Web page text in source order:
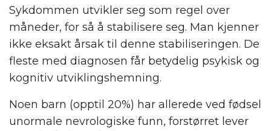
Sykdommen utvikler seg som regel over
måneder, for så å stabilisere seg. Man kjenner
ikke eksakt årsak til denne stabiliseringen. De
fleste med diagnosen får betydelig psykisk og
kognitiv utviklingshemning.
Noen barn (opptil 20%) har allerede ved fødsel
unormale nevrologiske funn, forstørret lever